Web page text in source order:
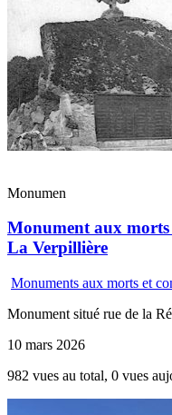
Monumen
Monument aux
La Verpillière
Monuments aux morts et
Monument situé rue de la
10 mars 2026
982 vues au total, 0 vues